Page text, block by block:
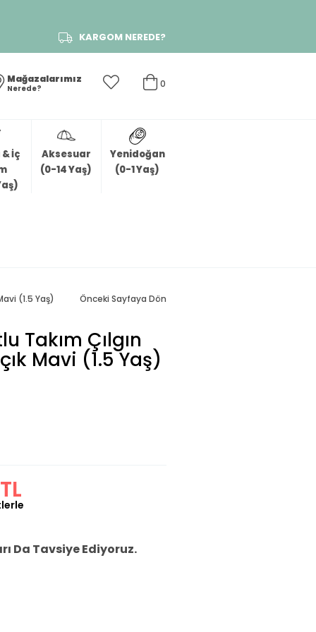
KARGOM NEREDE?
0
Mağazalarımız
Nerede?
İç
Aksesuar
(0-14 Yaş)
Yenidoğan
(0-1 Yaş)
(1.5 Yaş) Önceki Sayfaya Dön
Takım Çılgın
Mavi (1.5 Yaş)
Da Tavsiye Ediyoruz.